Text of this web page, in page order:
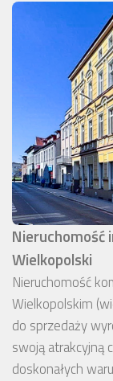
Nieruchomość
Wielkopolski
Nieruchomość
Wielkopolskim
do sprzedaży
swoją atrakcyjną
doskonałych